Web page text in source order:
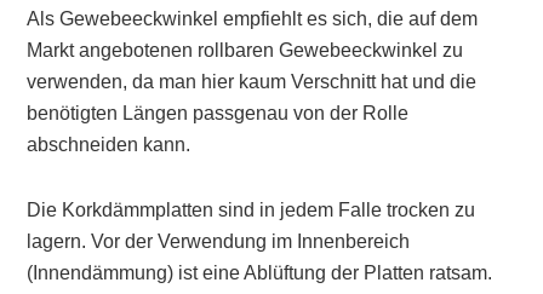
AlsGewebeeckwinkel empfiehlt es sich, die auf dem
Markt angebotenen rollbaren Gewebeeckwinkel zu
verwenden, da man hier kaum Verschnitt hat und die
benötigten Längen passgenau von der Rolle
abschneiden kann.
Die Korkdämmplatten sind in jedem Falle trocken zu
lagern. Vor der Verwendung im Innenbereich
(Innendämmung) ist eine Ablüftung der Platten ratsam.